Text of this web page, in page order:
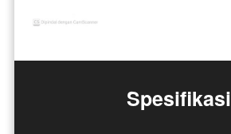
Spesifikasi